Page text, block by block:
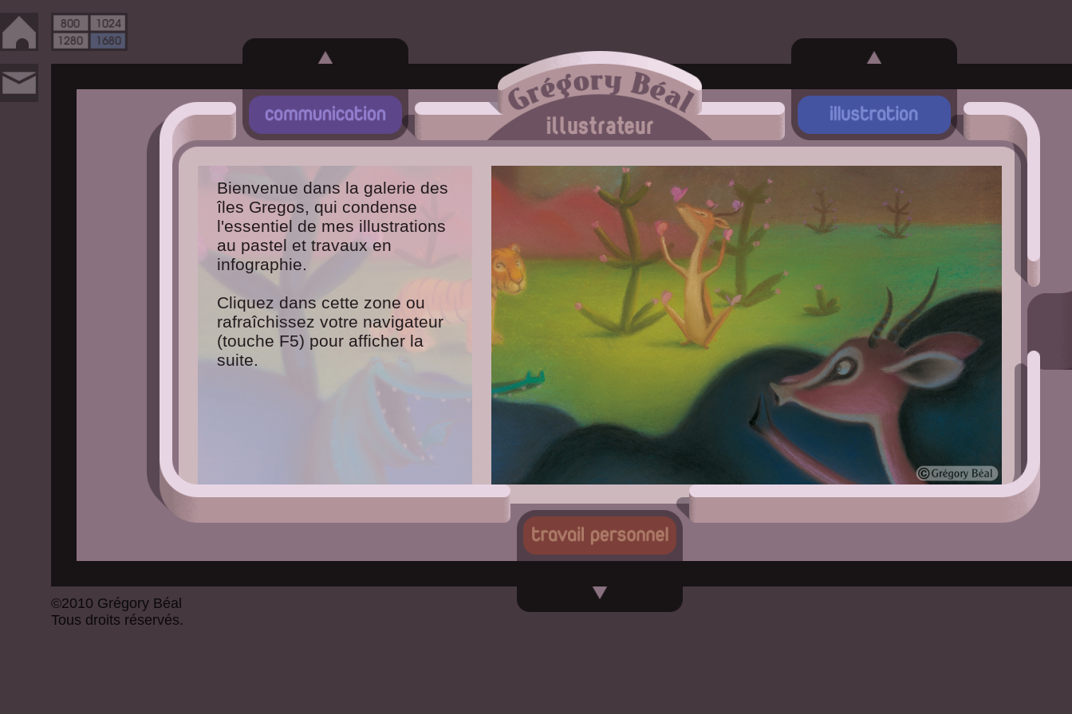
©2010 Grégory Béal
Tous droits réservés.
Bienvenue dans la galerie des
îles Gregos, qui condense
l'essentiel de mes illustrations
au pastel et travaux en
infographie.
Cliquez dans cette zone ou
rafraîchissez votre navigateur
(touche F5) pour afficher la
suite.